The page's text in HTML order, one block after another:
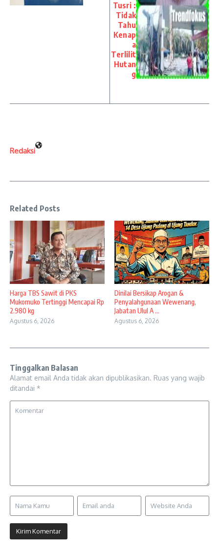
Tusri :
Tidak
Tahu
Kenap
a
Terlilit
Hutan
g
Redaksi
Related Posts
Harga TBS Sawit di PKS
Mukomuko Tertinggi Mencapai Rp
2.980 kg
Agustus 6, 2026
Dinilai Bersikap Arogan &
Penyalahgunaan Wewenang,
Jabatan Ulul A ...
Agustus 6, 2026
Tinggalkan Balasan
Alamat email Anda tidak akan dipublikasikan. Ruas yang wajib
ditandai *